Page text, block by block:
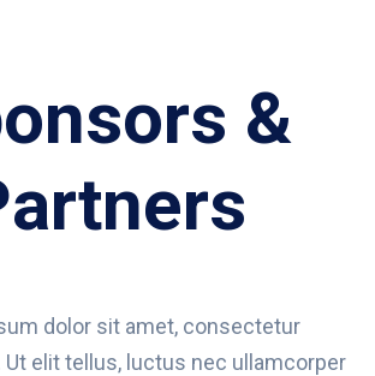
&
dolor sit amet, consectetur
Ut elit tellus, luctus nec ullamcorper